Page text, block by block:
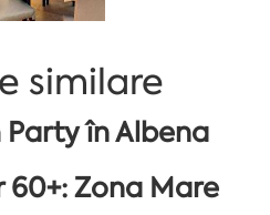
similare
Party în Albena
60+: Zona Mare